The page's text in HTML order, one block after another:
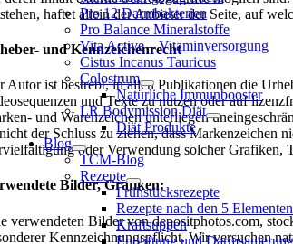
Pro 12 Darmbakterien
Pro Balance Mineralstoffe
Vita Active – Vitaminversorgung
Cistus Incanus Tauricus
Colostrum
Natürliche Immunbooster
LR Bodymission Diät
Diät Produkte
Blog
TCM-Blog
Rezepte
Frühstücksrezepte
Rezepte nach den 5 Elementen
Kraftsuppen
Entgiftung und Darmsanierung
haftet allein der Anbieter der Seite, auf
und Kennzeichenrecht
Autor ist bestrebt, in allen Publikationen die
und Texte zu nutzen oder auf
und Warenzeichen unterliegen
der Schluss zu ziehen, dass
oder Verwendung solcher Grafiken,
Bilder, Grafiken:
verwendeten Bilder von depositphotos.com,
Kennzeichnungspflicht. Wir versuchen